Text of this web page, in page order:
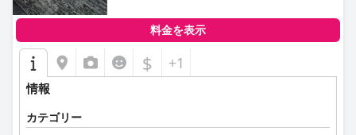
料金を表示
$ +1
情報
カテゴリー